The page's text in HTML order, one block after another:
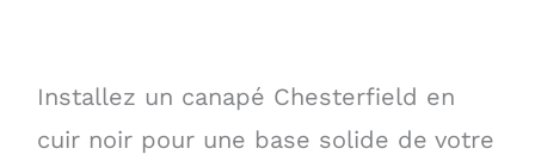
Installez un canapé Chesterfield en
cuir noir pour une base solide de votre